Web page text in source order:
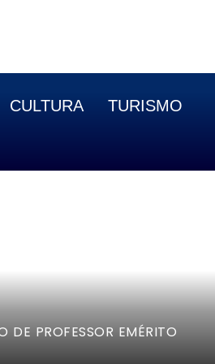
CULTURA
TURISMO
DE PROFESSOR EMÉRITO